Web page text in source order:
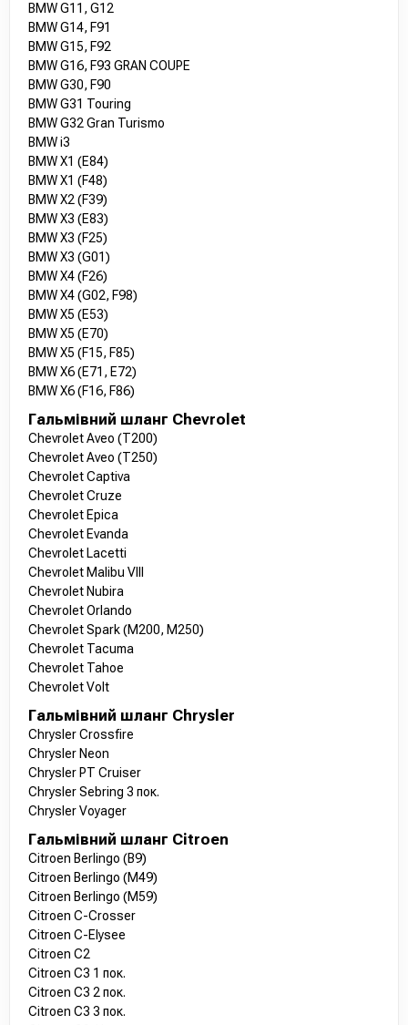
BMW G11, G12
BMW G14, F91
BMW G15, F92
BMW G16, F93 GRAN COUPE
BMW G30, F90
BMW G31 Touring
BMW G32 Gran Turismo
BMW i3
BMW X1 (E84)
BMW X1 (F48)
BMW X2 (F39)
BMW X3 (E83)
BMW X3 (F25)
BMW X3 (G01)
BMW X4 (F26)
BMW X4 (G02, F98)
BMW X5 (E53)
BMW X5 (E70)
BMW X5 (F15, F85)
BMW X6 (E71, E72)
BMW X6 (F16, F86)
Гальмівний шланг Chevrolet
Chevrolet Aveo (T200)
Chevrolet Aveo (T250)
Chevrolet Captiva
Chevrolet Cruze
Chevrolet Epica
Chevrolet Evanda
Chevrolet Lacetti
Chevrolet Malibu VIII
Chevrolet Nubira
Chevrolet Orlando
Chevrolet Spark (M200, M250)
Chevrolet Tacuma
Chevrolet Tahoe
Chevrolet Volt
Гальмівний шланг Chrysler
Chrysler Crossfire
Chrysler Neon
Chrysler PT Cruiser
Chrysler Sebring 3 пок.
Chrysler Voyager
Гальмівний шланг Citroen
Citroen Berlingo (B9)
Citroen Berlingo (M49)
Citroen Berlingo (M59)
Citroen C-Crosser
Citroen C-Elysee
Citroen C2
Citroen C3 1 пок.
Citroen C3 2 пок.
Citroen C3 3 пок.